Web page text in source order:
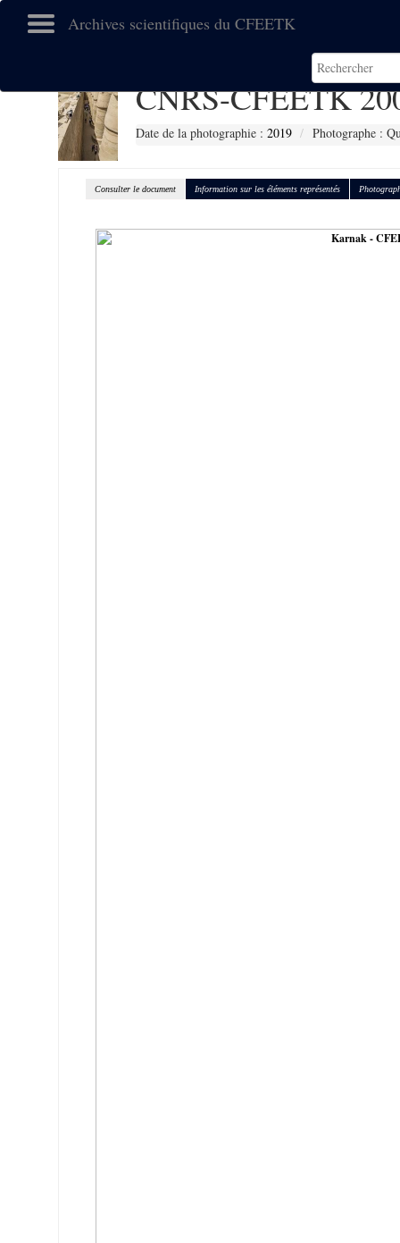
Archives scientifiques du CFEETK
CNRS-CFEETK
Date de la photographie : 2019 Photographe :
Consulter le document Information sur les éléments représentés